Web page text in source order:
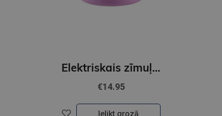
Elektriskais zīmuļu asināmais, GIRL
€14.95
Ielikt grozā